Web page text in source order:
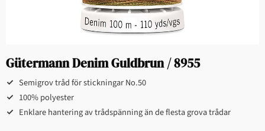
Gütermann Denim Guldbrun / 8955
Semigrov tråd för stickningar No.50
100% polyester
Enklare hantering av trådspänning än de flesta grova trådar